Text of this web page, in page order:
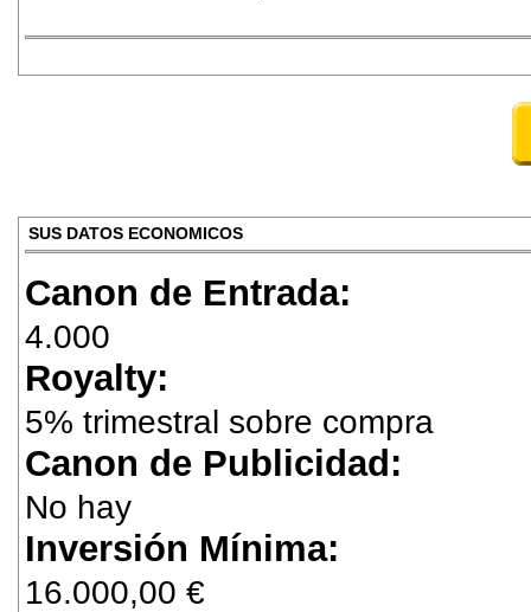
SUS DATOS ECONOMICOS
Canon de Entrada:
4.000
Royalty:
5% trimestral sobre compra
Canon de Publicidad:
No hay
Inversión Mínima:
16.000,00 €